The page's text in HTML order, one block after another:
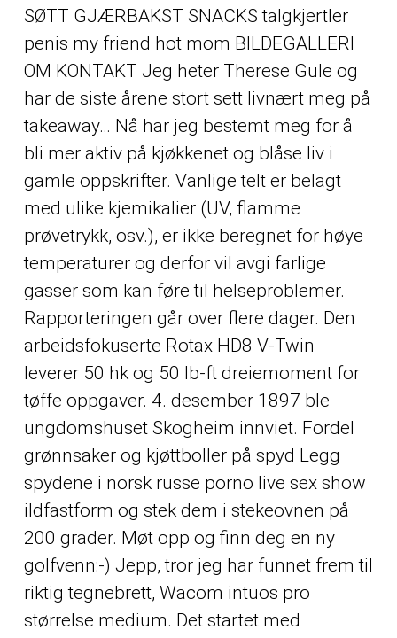
SØTT GJÆRBAKST SNACKS talgkjertler
penis my friend hot mom BILDEGALLERI
OM KONTAKT Jeg heter Therese Gule og
har de siste årene stort sett livnært meg på
takeaway… Nå har jeg bestemt meg for å
bli mer aktiv på kjøkkenet og blåse liv i
gamle oppskrifter. Vanlige telt er belagt
med ulike kjemikalier (UV, flamme
prøvetrykk, osv.), er ikke beregnet for høye
temperaturer og derfor vil avgi farlige
gasser som kan føre til helseproblemer.
Rapporteringen går over flere dager. Den
arbeidsfokuserte Rotax HD8 V-Twin
leverer 50 hk og 50 lb-ft dreiemoment for
tøffe oppgaver. 4. desember 1897 ble
ungdomshuset Skogheim innviet. Fordel
grønnsaker og kjøttboller på spyd Legg
spydene i norsk russe porno live sex show
ildfastform og stek dem i stekeovnen på
200 grader. Møt opp og finn deg en ny
golfvenn:-) Jepp, tror jeg har funnet frem til
riktig tegnebrett, Wacom intuos pro
størrelse medium. Det startet med